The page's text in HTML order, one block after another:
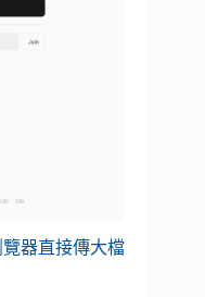
器直接傳大檔